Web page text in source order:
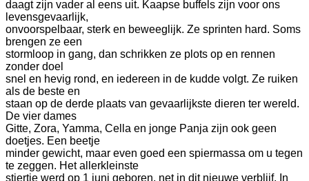
daagt zijn vader al eens uit. Kaapse buffels zijn voor ons
levensgevaarlijk,
onvoorspelbaar, sterk en beweeglijk. Ze sprinten hard. Soms
brengen ze een
stormloop in gang, dan schrikken ze plots op en rennen
zonder doel
snel en hevig rond, en iedereen in de kudde volgt. Ze ruiken
als de beste en
staan op de derde plaats van gevaarlijkste dieren ter wereld.
De vier dames
Gitte, Zora, Yamma, Cella en jonge Panja zijn ook geen
doetjes. Een beetje
minder gewicht, maar even goed een spiermassa om u tegen
te zeggen. Het allerkleinste
stiertje werd op 1 juni geboren, net in dit nieuwe verblijf. In